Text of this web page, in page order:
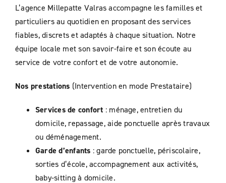
L’agence Millepatte Valras accompagne les familles et
particuliers au quotidien en proposant des services
fiables, discrets et adaptés à chaque situation. Notre
équipe locale met son savoir-faire et son écoute au
service de votre confort et de votre autonomie.
Nos prestations (Intervention en mode Prestataire)
Services de confort : ménage, entretien du
domicile, repassage, aide ponctuelle après travaux
ou déménagement.
Garde d’enfants : garde ponctuelle, périscolaire,
sorties d’école, accompagnement aux activités,
baby-sitting à domicile.